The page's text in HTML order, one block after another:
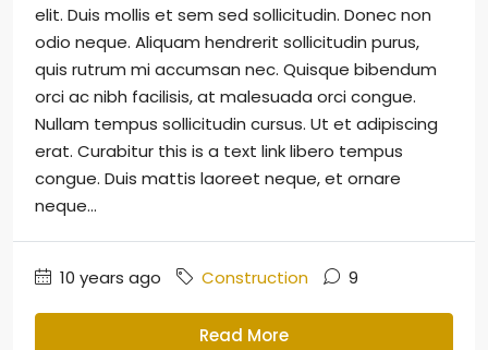
elit. Duis mollis et sem sed sollicitudin. Donec non
odio neque. Aliquam hendrerit sollicitudin purus,
quis rutrum mi accumsan nec. Quisque bibendum
orci ac nibh facilisis, at malesuada orci congue.
Nullam tempus sollicitudin cursus. Ut et adipiscing
erat. Curabitur this is a text link libero tempus
congue. Duis mattis laoreet neque, et ornare
neque...
10 years ago Construction 9
Read More